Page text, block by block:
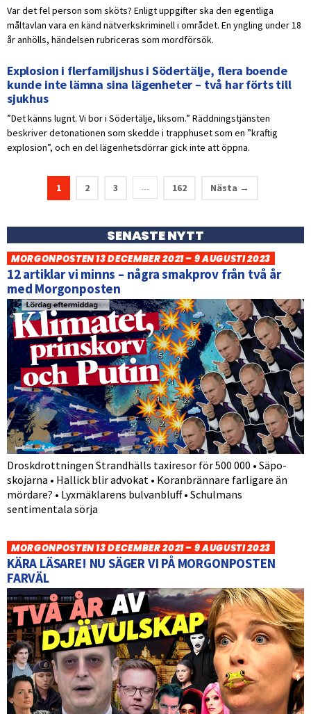
Var det fel person som sköts? Enligt uppgifter ska den egentliga
måltavlan vara en känd nätverkskriminell i området. En yngling under 18
år anhölls, händelsen rubriceras som mordförsök.
Explosion i flerfamiljshus i Södertälje, flera boende
kunde inte lämna sina lägenheter – två har förts till
sjukhus
”Det känns lugnt. Vi bor i Södertälje, liksom.” Räddningstjänsten
beskriver detonationen som skedde i trapphuset som en ”kraftig
explosion”, och en del lägenhetsdörrar gick inte att öppna.
1 2 3 … 162 Nästa →
SENASTE NYTT
MORGONPOSTEN 13 DECEMBER 2021 – 9 AUGUSTI 2023
12 artiklar vi minns – några smakprov från två år
med Morgonposten
Droskdrottningen Strandhälls taxiresor för 500 000 • Säpo-
skojarna • Hallick blir advokat • Koranbrännare farligare än
mördare? • Lyxmäklarens bulvanbluff • Schulmans
sentimentala sörja
MORGONPOSTEN 13 DECEMBER 2021 – 9 AUGUSTI 2023
KÄRA LÄSARE! NU SÄGER VI PÅ MORGONPOSTEN
FARVÄL